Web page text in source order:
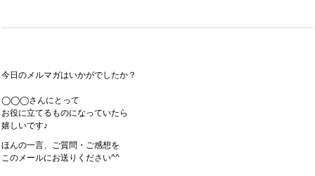
今日のメルマガはいかがでしたか？
◯◯◯さんにとって
お役に立てるものになっていたら
嬉しいです♪
ほんの一言、ご質問・ご感想を
このメールにお送りください^^